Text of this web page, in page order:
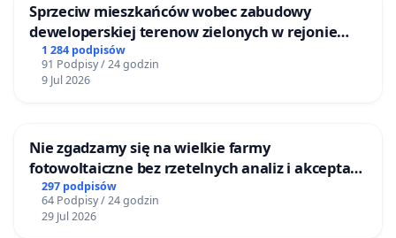
Sprzeciw mieszkańców wobec zabudowy
deweloperskiej terenow zielonych w rejonie
Bulwarów Straceńskich w Bielsku-Białej
1 284 podpisów
91 Podpisy / 24 godzin
9 Jul 2026
Nie zgadzamy się na wielkie farmy
fotowoltaiczne bez rzetelnych analiz i akceptacji
mieszkańców
297 podpisów
64 Podpisy / 24 godzin
29 Jul 2026